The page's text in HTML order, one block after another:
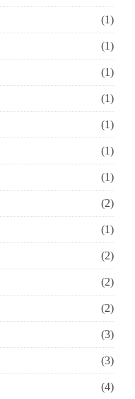
(1)
(1)
(1)
(1)
(1)
(1)
(1)
(2)
(1)
(2)
(2)
(2)
(3)
(3)
(4)